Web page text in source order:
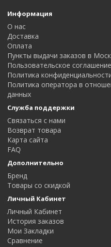
Информация
О нас
Доставка
Оплата
Пункты выдачи заказов в
Пользовательское соглашение
Политика
Политика оператора в
данных
Служба поддержки
Связаться с нами
Возврат товара
Карта сайта
FAQ
Дополнительно
Бренд
Товары со скидкой
Личный Кабинет
Личный Кабинет
История заказов
Мои Закладки
Сравнение